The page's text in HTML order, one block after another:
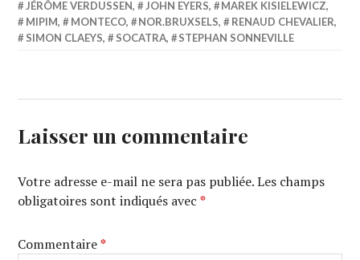
JÉRÔME VERDUSSEN, JOHN EYERS, MAREK KISIELEWICZ,
MIPIM, MONTECO, NOR.BRUXSELS, RENAUD CHEVALIER,
SIMON CLAEYS, SOCATRA, STEPHAN SONNEVILLE
Laisser un commentaire
Votre adresse e-mail ne sera pas publiée. Les champs
obligatoires sont indiqués avec*
Commentaire*